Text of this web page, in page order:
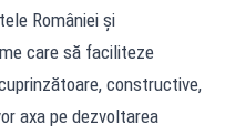
României şi
care să faciliteze
constructive,
axa pe dezvoltarea